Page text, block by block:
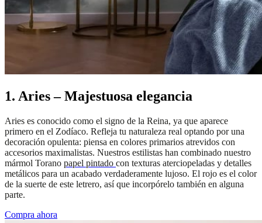
1. Aries – Majestuosa elegancia
Aries es conocido como el signo de la Reina, ya que aparece
primero en el Zodíaco. Refleja tu naturaleza real optando por una
decoración opulenta: piensa en colores primarios atrevidos con
accesorios maximalistas. Nuestros estilistas han combinado nuestro
mármol Torano papel pintado con texturas aterciopeladas y detalles
metálicos para un acabado verdaderamente lujoso. El rojo es el color
de la suerte de este letrero, así que incorpórelo también en alguna
parte.
Compra ahora